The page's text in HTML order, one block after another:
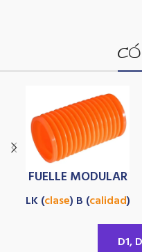
FUELLE MODULAR
LK (clase) B (calidad)
D1,